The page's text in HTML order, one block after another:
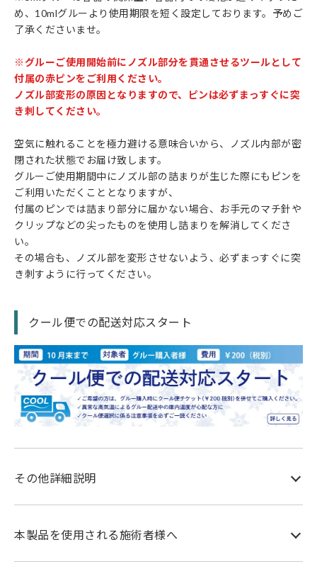
め、10mlグルーより使用期限を短く設定しております。予めご
了承くださいませ。
※グルーご使用開始前にノズル部分を貫通させるツールとして
付属の赤ピンをご利用ください。
ノズル部変形の原因となりますので、ピンは必ずまっすぐに突
き刺してください。
空気に触れることを極力避ける意味合いから、ノズル内部が密
閉された状態でお届け致します。
グルーご使用期間中にノズル部の詰まりが生じた際にもピンを
ご利用いただくこととなりますが、
付属のピンでは詰まり部分に届かない場合、お手元のマチ針や
クリップなどの尖ったものを使用し詰まりを解消してくださ
い。
その場合も、ノズル部を変形させないよう、必ずまっすぐに突
き刺すように行ってください。
クール便での配送対応スタート
その他詳細説明
本製品を使用される施術者様へ